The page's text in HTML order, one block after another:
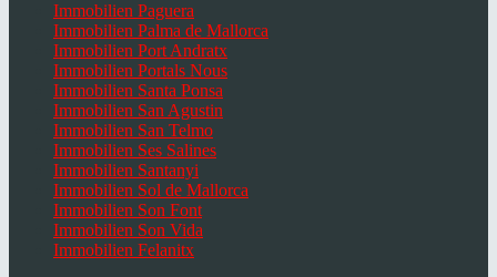
Immobilien Paguera
Immobilien Palma de Mallorca
Immobilien Port Andratx
Immobilien Portals Nous
Immobilien Santa Ponsa
Immobilien San Agustin
Immobilien San Telmo
Immobilien Ses Salines
Immobilien Santanyi
Immobilien Sol de Mallorca
Immobilien Son Font
Immobilien Son Vida
Immobilien Felanitx